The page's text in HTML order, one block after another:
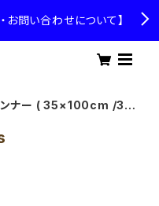
お問い合わせについて】
ナー ( 35×100cm /35